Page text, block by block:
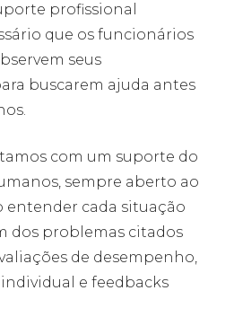
profissional
que os funcionários
seus
buscarem ajuda antes
com um suporte do
sempre aberto ao
entender cada situação
dos problemas citados
de desempenho,
e feedbacks